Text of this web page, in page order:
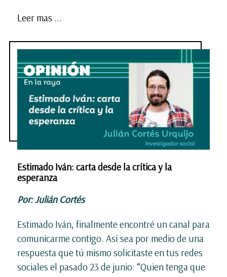
Leer mas ...
Estimado Iván: carta desde la crítica y la
esperanza
Por: Julián Cortés
Estimado Iván, finalmente encontré un canal para
comunicarme contigo. Así sea por medio de una
respuesta que tú mismo solicitaste en tus redes
sociales el pasado 23 de junio: “Quien tenga que